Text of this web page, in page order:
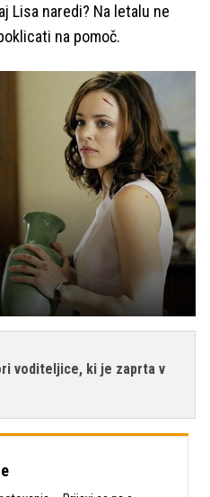
Lisa naredi? Na letalu ne
na pomoč.
voditeljice, ki je zaprta v